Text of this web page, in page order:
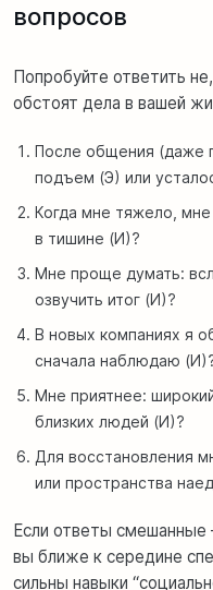
вопросов
Попробуйте ответить не,
обстоят дела в вашей
После общения (даже
подъем (Э) или
Когда мне тяжело,
в тишине (И)?
Мне проще думать:
озвучить итог (И)?
В новых компаниях я
сначала наблюдаю
Мне приятнее:
близких людей (И)?
Для восстановления
или пространства
Если ответы
вы ближе к середине
сильны навыки